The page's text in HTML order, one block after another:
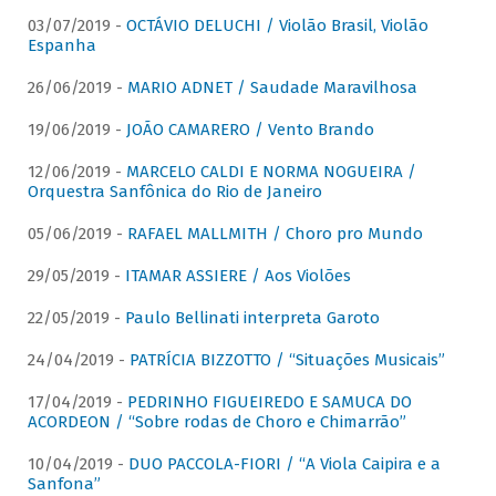
03/07/2019 - OCTÁVIO DELUCHI / Violão Brasil, Violão
Espanha
26/06/2019 - MARIO ADNET / Saudade Maravilhosa
19/06/2019 - JOÃO CAMARERO / Vento Brando
12/06/2019 - MARCELO CALDI E NORMA NOGUEIRA /
Orquestra Sanfônica do Rio de Janeiro
05/06/2019 - RAFAEL MALLMITH / Choro pro Mundo
29/05/2019 - ITAMAR ASSIERE / Aos Violões
22/05/2019 - Paulo Bellinati interpreta Garoto
24/04/2019 - PATRÍCIA BIZZOTTO / “Situações Musicais”
17/04/2019 - PEDRINHO FIGUEIREDO E SAMUCA DO
ACORDEON / “Sobre rodas de Choro e Chimarrão”
10/04/2019 - DUO PACCOLA-FIORI / “A Viola Caipira e a
Sanfona”